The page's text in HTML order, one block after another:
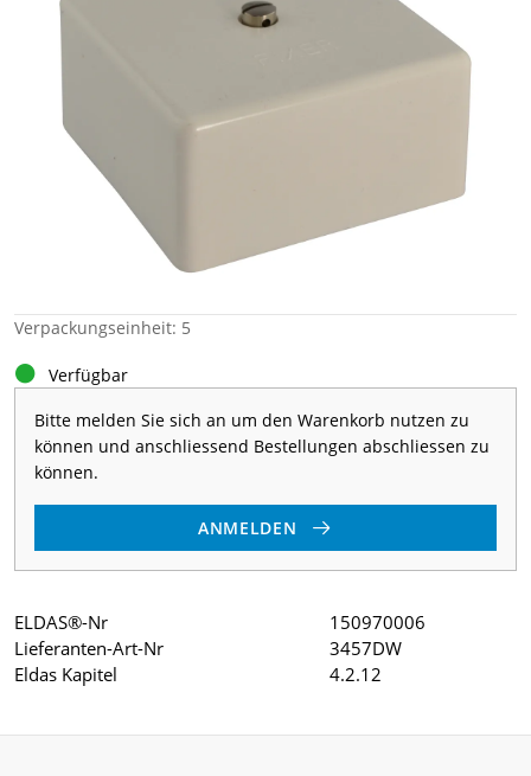
Verpackungseinheit: 5
Verfügbar
Bitte melden Sie sich an um den Warenkorb nutzen zu
können und anschliessend Bestellungen abschliessen zu
können.
ANMELDEN
ELDAS®-Nr
150970006
Lieferanten-Art-Nr
3457DW
Eldas Kapitel
4.2.12